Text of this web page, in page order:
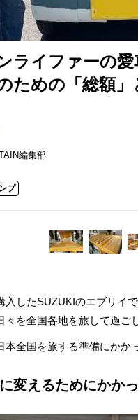
ライファーの
ための「総額
編集部
プ
したSUZUKIのエブリイ
々を全国各地を旅して過ご
全国を旅する準備にかか
変えるためにかか